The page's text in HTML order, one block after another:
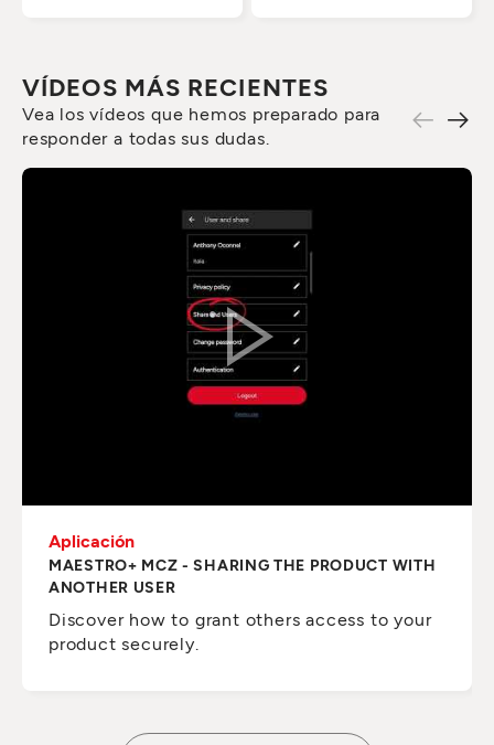
VÍDEOS MÁS RECIENTES
Vea los vídeos que hemos preparado para
responder a todas sus dudas.
Aplicación
MAESTRO+ MCZ - SHARING THE PRODUCT WITH
ANOTHER USER
Discover how to grant others access to your
product securely.